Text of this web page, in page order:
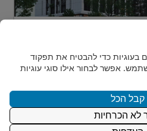
מעבר לים, מדינה אחת
הרשימה של משקיעים
קרא עוד
בעוגיות כדי להבטיח את תפקוד
אפשר לבחור אילו סוגי עוגיות
קבל הכל
לא הכרחיות